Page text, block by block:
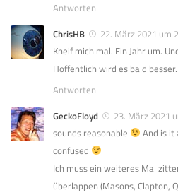
Antworten
ChrisHB
22. März 2021 um
Kneif mich mal. Ein Jahr um.
Hoffentlich wird es bald besser.
Antworten
GeckoFloyd
23. März 2021
sounds reasonable
And is it
confused
Ich muss ein weiteres Mal
überlappen (Masons, Clapton,